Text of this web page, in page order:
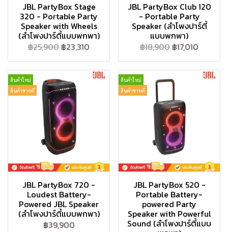
JBL PartyBox Stage
320 - Portable Party
Speaker with Wheels
(ลำโพงปาร์ตี้แบบพกพา)
฿25,900 ฿23,310
JBL PartyBox Club 120
- Portable Party
Speaker (ลำโพงปาร์ตี้
แบบพกพา)
฿18,900 ฿17,010
สินค้าใหม่
สินค้าขายดี
JBL PartyBox 720 -
Loudest Battery-
Powered JBL Speaker
(ลำโพงปาร์ตี้แบบพกพา)
฿39,900
สินค้าใหม่
สินค้าขายดี
JBL PartyBox 520 -
Portable Battery-
powered Party
Speaker with Powerful
Sound (ลำโพงปาร์ตี้แบบ